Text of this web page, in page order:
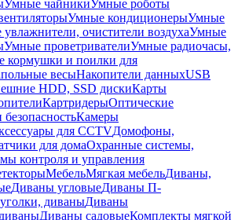
Умные чайникиУмные роботы
Умные кондиционерыУмные
очистители воздухаУмные
Умные проветривателиУмные радиочасы,
кормушки и поилки для
весыНакопители данныхUSB
HDD, SSD дискиКарты
КартридерыОптические
Камеры
для CCTVДомофоны,
для домаОхранные системы,
контроля и управления
МебельМягкая мебельДиваны,
Диваны угловыеДиваны П-
диваныДиваны
Диваны садовыеКомплекты мягкой